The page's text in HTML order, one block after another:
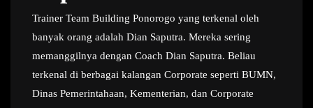
Trainer Team Building Ponorogo yang terkenal oleh
banyak orang adalah Dian Saputra. Mereka sering
memanggilnya dengan Coach Dian Saputra. Beliau
terkenal di berbagai kalangan Corporate seperti BUMN,
Dinas Pemerintahaan, Kementerian, dan Corporate